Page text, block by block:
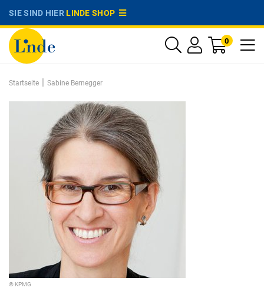
SIE SIND HIERLINDE SHOP
0
Startseite | Sabine Bernegger
© KPMG